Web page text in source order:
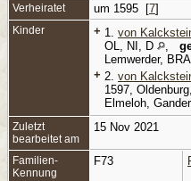
Verheiratet um 1595 [7]
Kinder + 1. von
OL, NI, D
Lemwerder,
+ 2. von
1597,
Elmeloh,
Zuletzt
bearbeitet am
15 Nov 2021
Familien-
Kennung
F73